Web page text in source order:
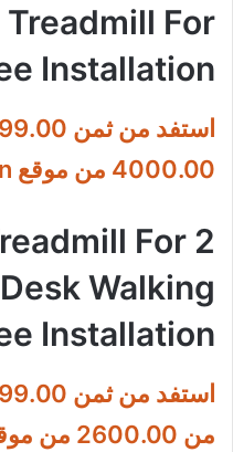
For
Installation
4000.00 من موقع Noon
For
Walking
Installation
من 2600.00 من موقع Noon